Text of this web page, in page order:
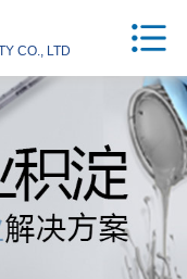
CO., LTD